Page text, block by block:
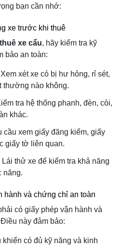
bạn cần nhớ:
xe trước khi thuê
xe cẩu, hãy kiểm tra kỹ
bảo an toàn:
Xem xét xe có bị hư hỏng, rỉ sét,
thường nào không.
tra hệ thống phanh, đèn, còi,
khác.
cầu xem giấy đăng kiểm, giấy
giấy tờ liên quan.
Lái thử xe để kiểm tra khả năng
năng.
hành và chứng chỉ an toàn
có giấy phép vận hành và
này đảm bảo:
có đủ kỹ năng và kinh